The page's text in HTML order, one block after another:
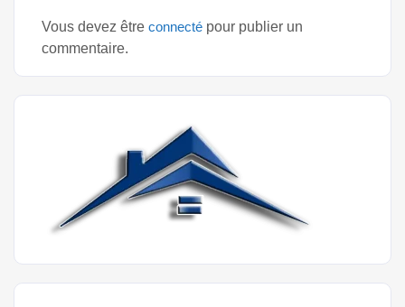
Vous devez être connecté pour publier un
commentaire.